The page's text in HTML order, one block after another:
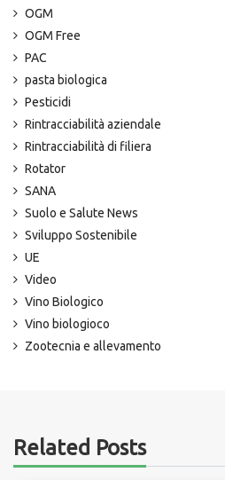
OGM
OGM Free
PAC
pasta biologica
Pesticidi
Rintracciabilità aziendale
Rintracciabilità di filiera
Rotator
SANA
Suolo e Salute News
Sviluppo Sostenibile
UE
Video
Vino Biologico
Vino biologioco
Zootecnia e allevamento
Related Posts